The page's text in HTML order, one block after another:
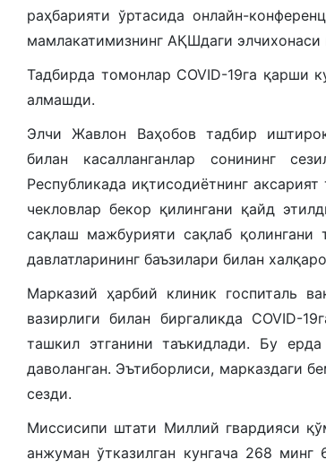
раҳбарияти ўртасида онлайн-
мамлакатимизнинг АҚШдаги элчихонаси
Тадбирда томонлар COVID-19га қарши
алмашди.
Элчи Жавлон Ваҳобов тадбир
билан касалланганлар сонининг
Республикада иқтисодиётнинг
чекловлар бекор қилингани қайд
сақлаш мажбурияти сақлаб
давлатларининг баъзилари билан
Марказий ҳарбий клиник госпиталь
вазирлиги билан биргаликда COVID-
ташкил этганини таъкидлади. Бу
даволанган. Эътиборлиси, марказдаги
сезди.
Миссисипи штати Миллий гвардияси
анжуман ўтказилган кунгача 268